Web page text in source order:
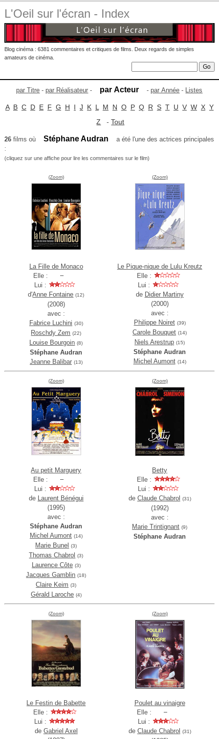
L'Oeil sur l'écran - Index
Blog cinéma : 6381 commentaires et critiques de films. Deux regards de simples
amateurs de cinéma.
par Titre -par Réalisateur - par Acteur -par Année - Listes
A B C D E F G H I J K L M N O P Q R S T U V W X Y
Z -Tout
26films où Stéphane Audran
a été l'une des actrices principales
:
(cliquez sur une affiche pour lire les commentaires sur le film)
(Zoom)
La Fille de Monaco
Elle :
Lui :
d'Anne Fontaine (12)
(2008)
avec :
Fabrice Luchini (30)
Roschdy Zem (22)
Louise Bourgoin (8)
Stéphane Audran
Jeanne Balibar (13)
(Zoom)
Le Pique-nique de Lulu Kreutz
Elle :
Lui :
de Didier Martiny
(2000)
avec :
Philippe Noiret (39)
Carole Bouquet (14)
Niels Arestrup (15)
Stéphane Audran
Michel Aumont (14)
(Zoom)
Au petit Marguery
Elle :
Lui :
de Laurent Bénégui
(1995)
avec :
Stéphane Audran
Michel Aumont (14)
Marie Bunel (3)
Thomas Chabrol (3)
Laurence Côte (3)
Jacques Gamblin (18)
Claire Keim (3)
Gérald Laroche (4)
(Zoom)
Betty
Elle :
Lui :
de Claude Chabrol (31)
(1992)
avec :
Marie Trintignant (9)
Stéphane Audran
(Zoom)
Le Festin de Babette
Elle :
Lui :
de Gabriel Axel
(Zoom)
Poulet au vinaigre
Elle :
Lui :
de Claude Chabrol (31)